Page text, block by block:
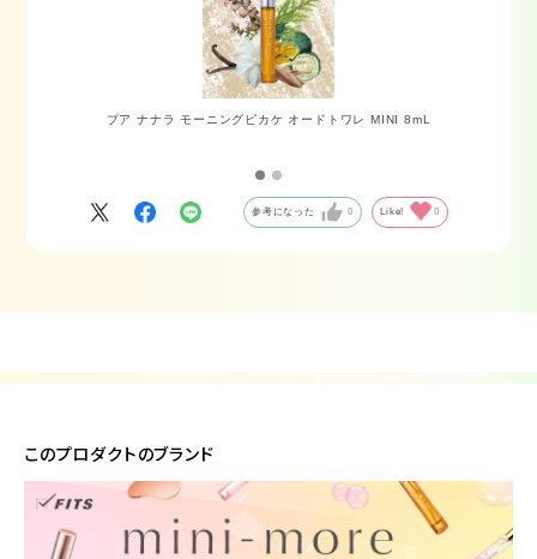
プア ナナラ モーニングピカケ オードトワレ MINI 8mL
参考になった 0 Like! 0
このプロダクトのブランド